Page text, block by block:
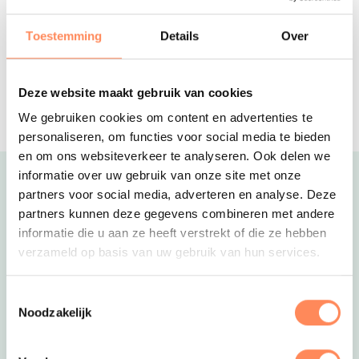
Toestemming Details Over
Deze website maakt gebruik van cookies
We gebruiken cookies om content en advertenties te
personaliseren, om functies voor social media te bieden
en om ons websiteverkeer te analyseren. Ook delen we
informatie over uw gebruik van onze site met onze
partners voor social media, adverteren en analyse. Deze
partners kunnen deze gegevens combineren met andere
informatie die u aan ze heeft verstrekt of die ze hebben
verzameld op basis van uw gebruik van hun services.
Noodzakelijk
Gezellige safaritenten en duurzame,
vakantiepark in de natuur
personen, verstopt in de bossen van
een prachtig landgoed!
Uitgelicht